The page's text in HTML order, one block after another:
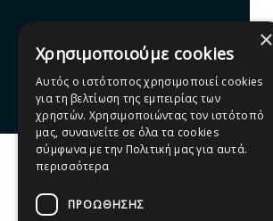
Facebook
×
Χρησιμοποιούμε cookies
Αυτός ο ιστότοπος χρησιμοποιεί cookies
για τη βελτίωση της εμπειρίας των
χρηστών. Χρησιμοποιώντας τον ιστότοπό
μας, συναινείτε σε όλα τα cookies
σύμφωνα με την Πολιτική μας για αυτά.
περισσότερα
ΠΡΟΩΘΗΣΗΣ